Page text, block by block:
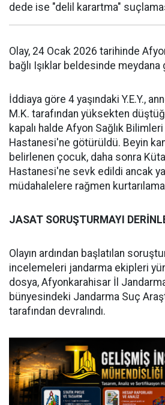
dede ise "delil karartma"
Olay, 24 Ocak 2026 tarihinde
bağlı Işıklar beldesinde meydana
İddiaya göre 4 yaşındaki Y.E.Y.,
M.K. tarafından yüksekten
kapalı halde Afyon Sağlık
Hastanesi'ne götürüldü. Beyin
belirlenen çocuk, daha sonra
Hastanesi'ne sevk edildi ancak
müdahalelere rağmen
JASAT SORUŞTURMAYI
Olayın ardından başlatılan
incelemeleri jandarma ekipleri
dosya, Afyonkarahisar İl
bünyesindeki Jandarma Suç
tarafından devralındı.